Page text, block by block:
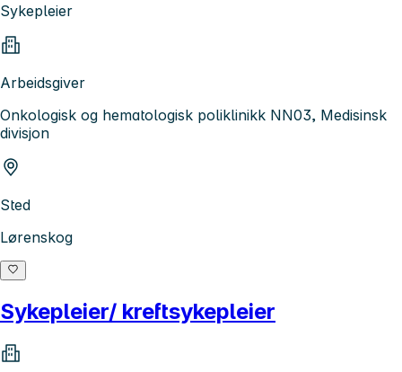
Sykepleier
Arbeidsgiver
Onkologisk og hematologisk poliklinikk NN03, Medisinsk
divisjon
Sted
Lørenskog
Sykepleier/ kreftsykepleier